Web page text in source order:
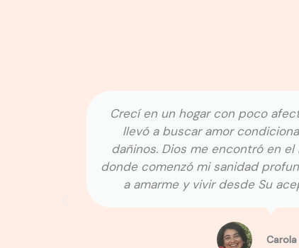
Crecí en un hogar con poco
llevó a buscar amor
dañinos. Dios me encontró en el
donde comenzó mi sanidad
a amarme y vivir desde Su